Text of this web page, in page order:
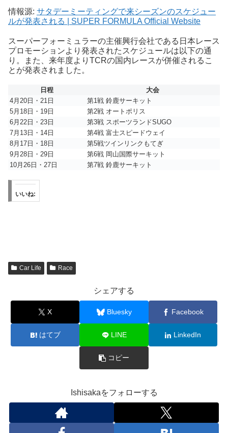
情報源: サタデーミーティングで来シーズンのスケジュー
ルが発表される | SUPER FORMULA Official Website
スーパーフォーミュラーの主催興行会社である日本レース
プロモーションより発表されたスケジュールは以下の通
り。また、来年度よりTCRの国内レースが併催されるこ
とが発表されました。
日程
大会
4月20日・21日
第1戦 鈴鹿サーキット
5月18日・19日
第2戦 オートポリス
6月22日・23日
第3戦 スポーツランドSUGO
7月13日・14日
第4戦 富士スピードウェイ
8月17日・18日
第5戦ツインリンクもてぎ
9月28日・29日
第6戦 岡山国際サーキット
10月26日・27日
第7戦 鈴鹿サーキット
いいね:
Car Life Race
シェアする
X Bluesky Facebook
はてブ LINE LinkedIn
コピー
Ishisakaをフォローする